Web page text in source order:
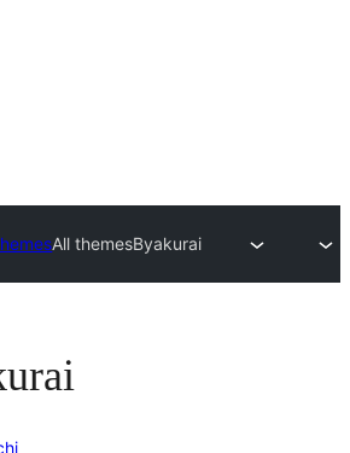
All themesByakurai